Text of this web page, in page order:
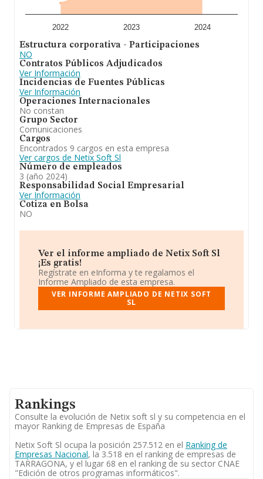
La antigüedad desde la constitución es de 11 años.
analisis de procesos para su tratamiento mecanico,
equipos electronicos venta al por menor de productos
informáticos. Se ha posicionado más abajo en el
ranking de sectores frente al 2023. En el ranking de
todas las empresas en el territorio nacional, ha
experimentado un retroceso.
2022 2023 2024
Estructura corporativa - Participaciones
NO
Contratos Públicos Adjudicados
Ver Información
Incidencias de Fuentes Públicas
Ver Información
Operaciones Internacionales
No constan
Grupo Sector
Comunicaciones
Cargos
Encontrados 9 cargos en esta empresa
Ver cargos de Netix Soft Sl
Número de empleados
3 (año 2024)
Responsabilidad Social Empresarial
Ver Información
Cotiza en Bolsa
NO
Ver el informe ampliado de Netix Soft Sl
¡Es gratis!
Regístrate en eInforma y te regalamos el
Informe Ampliado de esta empresa.
VER INFORME AMPLIADO DE NETIX SOFT
SL
Rankings
Consulte la evolución de Netix soft sl y su competencia en el
mayor Ranking de Empresas de España
Netix Soft Sl ocupa la posición 257.512 en el Ranking de
Empresas Nacional, la 3.518 en el ranking de empresas de
TARRAGONA, y el lugar 68 en el ranking de su sector CNAE
"Edición de otros programas informáticos".